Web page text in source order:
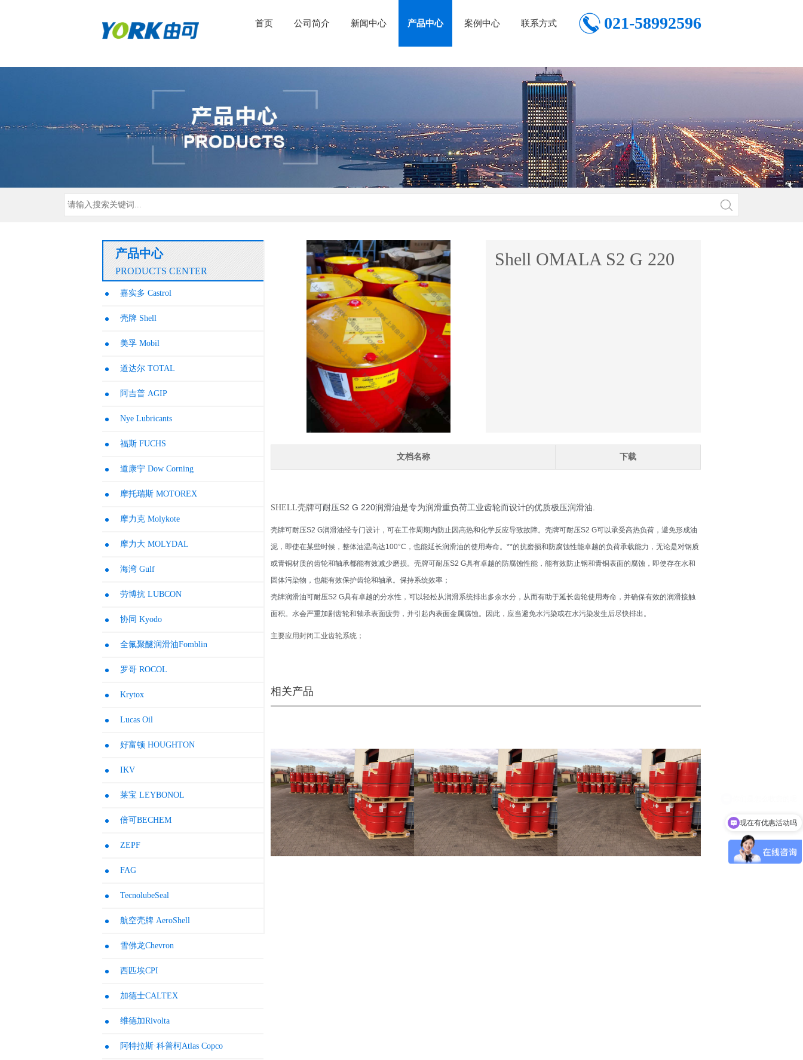
首页 公司简介 新闻中心 产品中心 案例中心 联系方式 021-58992596
产品中心
PRODUCTS CENTER
嘉实多 Castrol
壳牌 Shell
美孚 Mobil
道达尔 TOTAL
阿吉普 AGIP
Nye Lubricants
福斯 FUCHS
道康宁 Dow Corning
摩托瑞斯 MOTOREX
摩力克 Molykote
摩力大 MOLYDAL
海湾 Gulf
劳博抗 LUBCON
协同 Kyodo
全氟聚醚润滑油Fomblin
罗哥 ROCOL
Krytox
Lucas Oil
好富顿 HOUGHTON
IKV
莱宝 LEYBONOL
倍可BECHEM
ZEPF
FAG
TecnolubeSeal
航空壳牌 AeroShell
雪佛龙Chevron
西匹埃CPI
加德士CALTEX
维德加Rivolta
阿特拉斯·科普柯Atlas Copco
Shell OMALA S2 G 220
文档名称 下载
SHELL壳牌可耐压S2 G 220润滑油是专为润滑重负荷工业齿轮而设计的优质极压润滑油.
壳牌可耐压S2 G润滑油经专门设计，可在工作周期内防止因高热和化学反应导致故障。壳牌可耐压S2 G可以承受高热负荷，避免形成油
泥，即使在某些时候，整体油温高达100°C，也能延长润滑油的使用寿命。**的抗磨损和防腐蚀性能卓越的负荷承载能力，无论是对钢质
或青铜材质的齿轮和轴承都能有效减少磨损。壳牌可耐压S2 G具有卓越的防腐蚀性能，能有效防止钢和青铜表面的腐蚀，即使存在水和
固体污染物，也能有效保护齿轮和轴承。保持系统效率；
壳牌润滑油可耐压S2 G具有卓越的分水性，可以轻松从润滑系统排出多余水分，从而有助于延长齿轮使用寿命，并确保有效的润滑接触
面积。水会严重加剧齿轮和轴承表面疲劳，并引起内表面金属腐蚀。因此，应当避免水污染或在水污染发生后尽快排出。
主要应用封闭工业齿轮系统；
相关产品
现在有优惠活动吗